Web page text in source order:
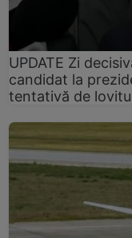
UPDATE Zi
candidat la
tentativă de